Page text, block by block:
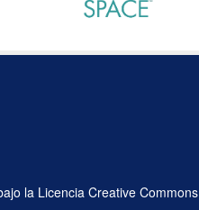
la Licencia Creative Commons